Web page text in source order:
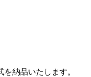
納品いたします。